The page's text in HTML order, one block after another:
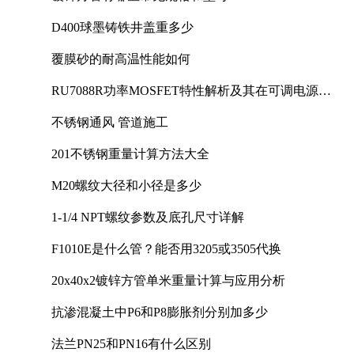
D400球墨铸铁井盖重多少
覆膜砂的耐高温性能如何
RU7088R功率MOSFET特性解析及其在可调电源设
不锈钢通风 管道施工
201不锈钢重量计算方法大全
M20螺纹大径和小径是多少
1-1/4 NPT螺纹参数及底孔尺寸详解
F1010E是什么管？能否用3205或3505代换
20x40x2镀锌方管单米重量计算与应用分析
抗渗混凝土中P6和P8膨胀剂分别加多少
法兰PN25和PN16有什么区别